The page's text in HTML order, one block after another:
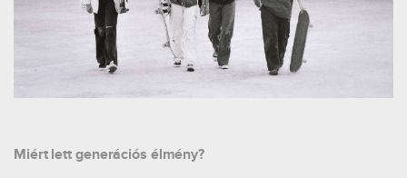
Miért lett generációs élmény?